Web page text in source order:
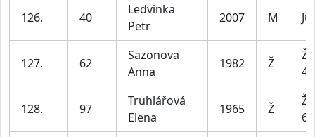
126. 40
Ledvinka
Petr
2007 M
127. 62
Sazonova
Anna
1982 Ž
128. 97
Truhlářová
Elena
1965 Ž